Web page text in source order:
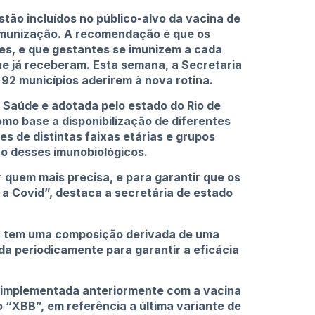
incluídos no público-alvo da vacina de
A recomendação é que os
e que gestantes se imunizem a cada
já receberam. Esta semana, a Secretaria
municípios aderirem à nova rotina.
e adotada pelo estado do Rio de
base a disponibilização de diferentes
de distintas faixas etárias e grupos
desses imunobiológicos.
mais precisa, e para garantir que os
Covid”, destaca a secretária de estado
uma composição derivada de uma
periodicamente para garantir a eficácia
anteriormente com a vacina
em referência a última variante de